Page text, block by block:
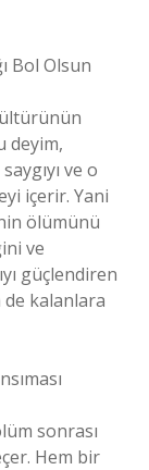
Bol Olsun
deyim,
ve o
içerir. Yani
ölümünü
ve
güçlendiren
kalanlara
sonrası
Hem bir